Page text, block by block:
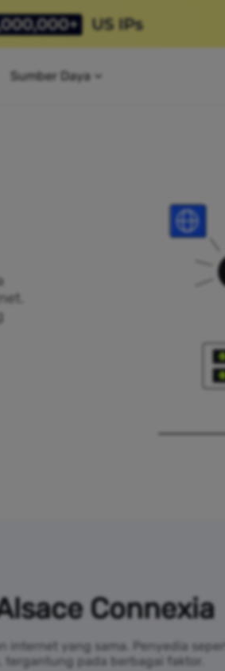
Sumber Daya
Connexia
internet yang sama. Penyedia
tergantung pada berbagai faktor.